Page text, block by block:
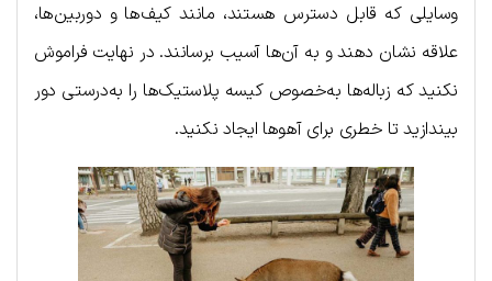
وسایلی که قابل دسترس هستند، مانند کیف‌ها و دوربین‌ها،
علاقه نشان دهند و به آن‌ها آسیب برسانند. در نهایت فراموش
نکنید که زباله‌ها به‌خصوص کیسه پلاستیک‌ها را به‌درستی دور
بیندازید تا خطری برای آهوها ایجاد نکنید.